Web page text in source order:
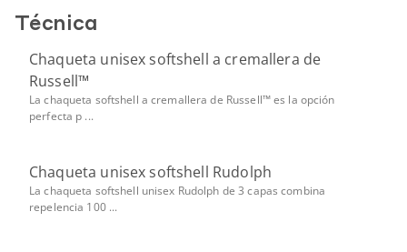
Técnica
Chaqueta unisex softshell a cremallera de
Russell™
La chaqueta softshell a cremallera de Russell™ es la opción
perfecta p ...
Chaqueta unisex softshell Rudolph
La chaqueta softshell unisex Rudolph de 3 capas combina
repelencia 100 ...